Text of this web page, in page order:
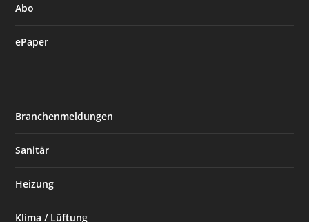
Abo
ePaper
Branchenmeldungen
Sanitär
Heizung
Klima / Lüftung